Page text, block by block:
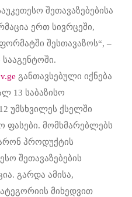
შეთავაზებებისა
ერთ სივრცეში,
შესთავაზოს“, –
სააგენტოში.
განთავსებული იქნება
13 საბაზისო
უმსხვილეს ქსელში
ფასები. მომხმარებლებს
პროდუქტის
შეთავაზებების
გარდა ამისა,
მიხედვით